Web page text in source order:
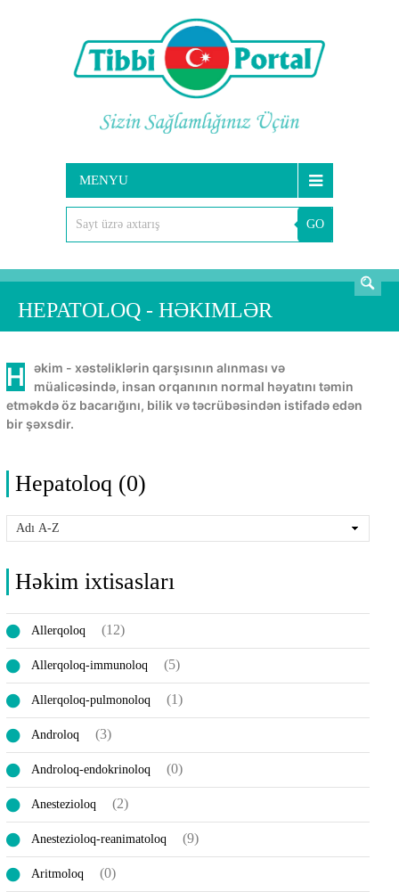
MENYU
GO
AXTARIŞ
HEPATOLOQ - HƏKIMLƏR
Həkim - xəstəliklərin qarşısının alınması və
müalicəsində, insan orqanının normal həyatını təmin
etməkdə öz bacarığını, bilik və təcrübəsindən istifadə edən
bir şəxsdir.
Hepatoloq (0)
Həkim ixtisasları
Allerqoloq (12)
Allerqoloq-immunoloq (5)
Allerqoloq-pulmonoloq (1)
Androloq (3)
Androloq-endokrinoloq (0)
Anestezioloq (2)
Anestezioloq-reanimatoloq (9)
Aritmoloq (0)